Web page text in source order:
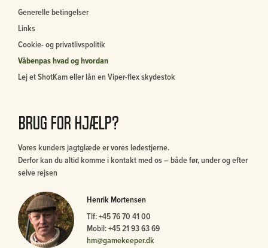
Generelle betingelser
Links
Cookie- og privatlivspolitik
Våbenpas hvad og hvordan
Lej et ShotKam eller lån en Viper-flex skydestok
Brug for hjælp?
Vores kunders jagtglæde er vores ledestjerne.
Derfor kan du altid komme i kontakt med os – både før, under og efter
selve rejsen
Henrik Mortensen
Tlf: +45 76 70 41 00
Mobil: +45 21 93 63 69
hm@gamekeeper.dk